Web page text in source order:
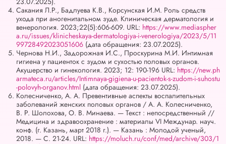
Сакания Л.Р., Бадлуева К.В., Корсунская И.М. Роль средств
ухода при аногенитальном зуде. Клиническая дерматология и
венерология. 2023;22(5):606‑609. URL: https://www.mediaspher
a.ru/issues/klinicheskaya-dermatologiya-i-venerologiya/2023/5/11
99728492023051606 (дата обращения: 23.07.2025).
Чернова Н.И., Задорожная И.С., Проскурина М.И. Интимная
гигиена у пациенток с зудом и сухостью половых органов.
Акушерство и гинекология. 2023; 12: 190-196 URL: https://new.ph
armateca.ru/articles/Intimnaya-gigiena-u-pacientok-s-zudom-i-suhostu
-polovyh-organov.html (дата обращения: 23.07.2025).
Колесниченко, А. А. Превентивные аспекты воспалительных
заболеваний женских половых органов / А. А. Колесниченко,
В. Р. Шолохова, О. В. Минаева. — Текст : непосредственный //
Медицина и здравоохранение : материалы VI Междунар. науч.
конф. (г. Казань, март 2018 г.). — Казань : Молодой ученый,
2018. — С. 21-24. URL: https://moluch.ru/conf/med/archive/303/1